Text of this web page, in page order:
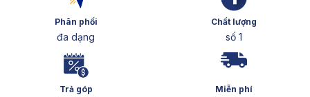
Phân phối
đa dạng
Chất lượng
số 1
Trả góp Miễn phí